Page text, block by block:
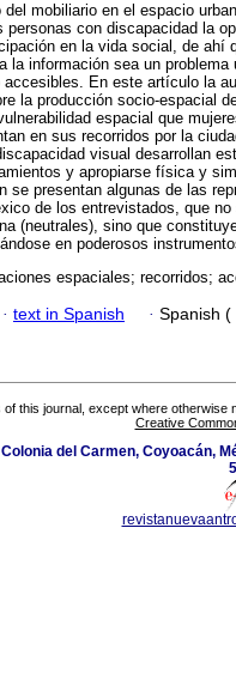
mobiliario en el espacio
personas con discapacidad la
en la vida social, de ahí
la información sea un problema
En este artículo la
la producción socio-espacial
espacial que
en sus recorridos por la
visual desarrollan
y apropiarse física y
se presentan algunas de las
de los entrevistados, que
(neutrales), sino que
en poderosos
espaciales; recorridos;
· text in Spanish · Spanish (
of this journal, except where otherwise
Creative
del Carmen, Coyoacán,